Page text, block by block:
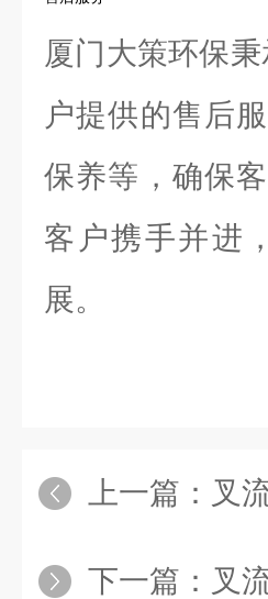
厦门大策环保
户提供的售后
保养等，确保
客户携手并进
展。
上一篇： 叉
下一篇： 叉